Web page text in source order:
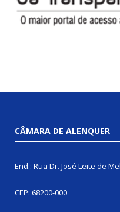
CÂMARA DE ALENQUER
End.: Rua Dr. José Leite de
CEP: 68200-000